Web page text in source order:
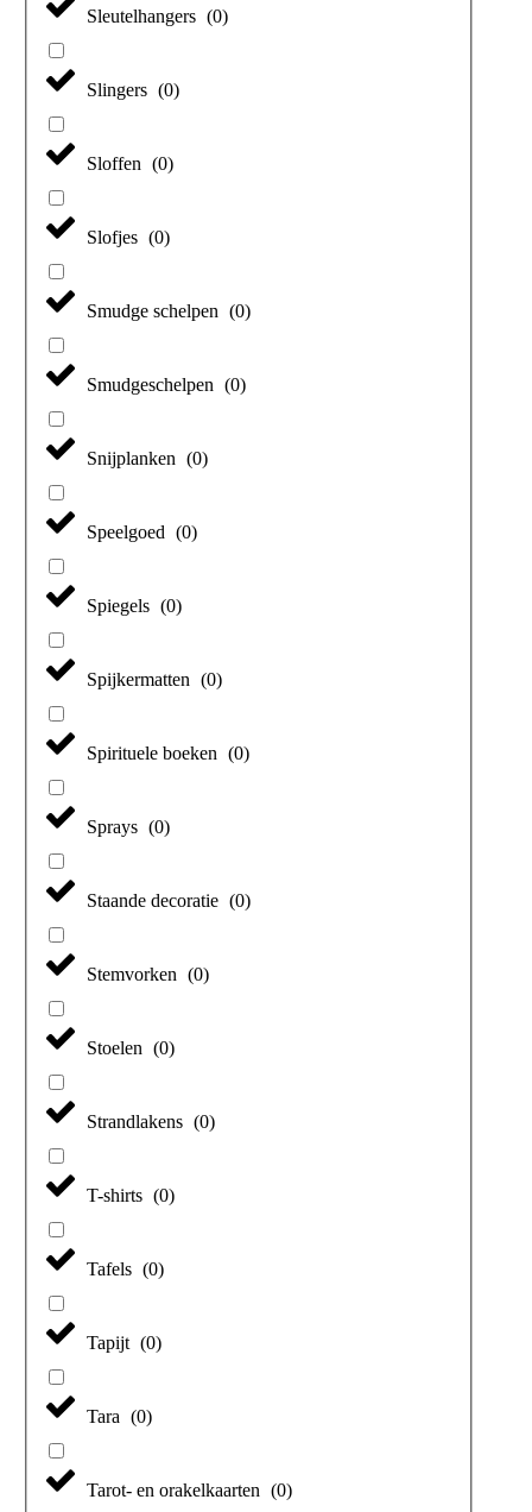
Sleutelhangers (0)
Slingers (0)
Sloffen (0)
Slofjes (0)
Smudge schelpen (0)
Smudgeschelpen (0)
Snijplanken (0)
Speelgoed (0)
Spiegels (0)
Spijkermatten (0)
Spirituele boeken (0)
Sprays (0)
Staande decoratie (0)
Stemvorken (0)
Stoelen (0)
Strandlakens (0)
T-shirts (0)
Tafels (0)
Tapijt (0)
Tara (0)
Tarot- en orakelkaarten (0)